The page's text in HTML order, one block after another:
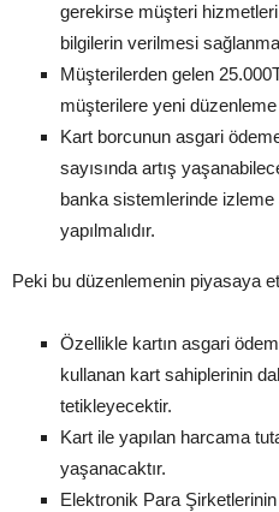
gerekirse müşteri
bilgilerin verilmesi
Müşterilerden gelen
müşterilere yeni
Kart borcunun asgari
sayısında artış
banka sistemlerinde
yapılmalıdır.
Peki bu düzenlemenin piyasaya
Özellikle kartın asgari
kullanan kart sahiplerinin
tetikleyecektir.
Kart ile yapılan harcama
yaşanacaktır.
Elektronik Para